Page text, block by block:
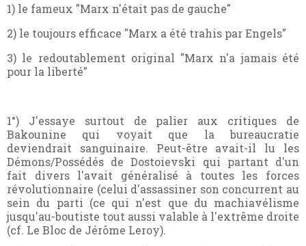
1) le fameux "Marx n'était pas de gauche"
2) le toujours efficace "Marx a été trahis par Engels"
3) le redoutablement original "Marx n'a jamais été
pour la liberté"
1°) J'essaye surtout de palier aux critiques de
Bakounine qui voyait que la bureaucratie
deviendrait sanguinaire. Peut-être avait-il lu les
Démons/Possédés de Dostoievski qui partant d'un
fait divers l'avait généralisé à toutes les forces
révolutionnaire (celui d'assassiner son concurrent au
sein du parti (ce qui n'est que du machiavélisme
jusqu'au-boutiste tout aussi valable à l'extrême droite
(cf. Le Bloc de Jérôme Leroy).